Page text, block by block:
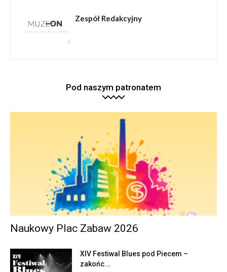
Zespół Redakcyjny
Pod naszym patronatem
Naukowy Plac Zabaw 2026
XIV Festiwal Blues pod Piecem –
zakońc...